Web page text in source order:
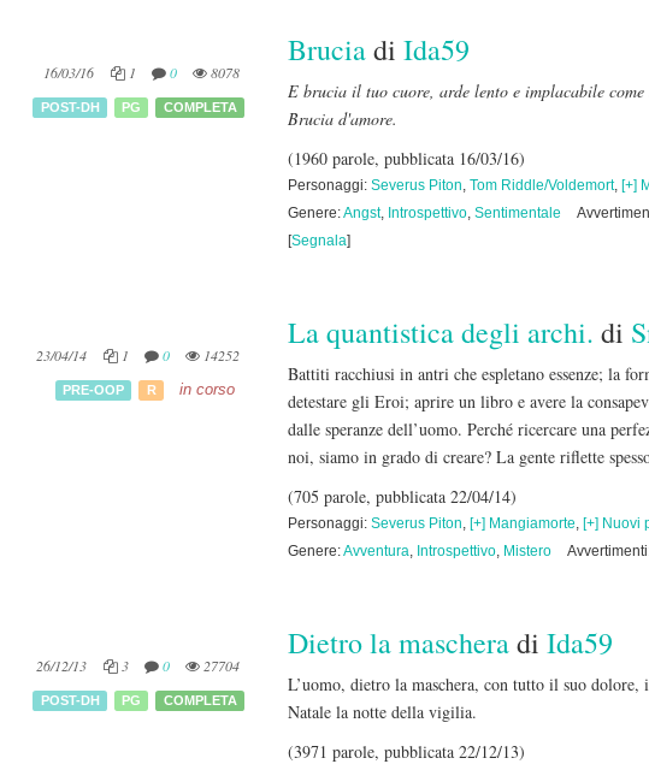
16/03/16 1 0 8078
POST-DH PG COMPLETA
Bruciadi Ida59
E brucia il tuo cuore, arde lento e implacabile
Brucia d'amore.
(1960 parole, pubblicata 16/03/16)
Personaggi: Severus Piton, Tom Riddle/Voldemort, [+]
Genere:Angst, Introspettivo, Sentimentale
[Segnala]
23/04/14 1 0 14252
PRE-OOP R in corso
La quantistica degli archi. di
Battiti racchiusi in antri che espletano essenze; la
detestare gli Eroi; aprire un libro e avere la
dalle speranze dell’uomo. Perché ricercare una
noi, siamo in grado di creare? La gente riflette
(705 parole, pubblicata 22/04/14)
Personaggi: Severus Piton, [+] Mangiamorte, [+] Nuovi
Genere:Avventura, Introspettivo, Mistero
26/12/13 3 0 27704
POST-DH PG COMPLETA
Dietro la mascheradi Ida59
L’uomo, dietro la maschera, con tutto il suo dolore,
Natale la notte della vigilia.
(3971 parole, pubblicata 22/12/13)